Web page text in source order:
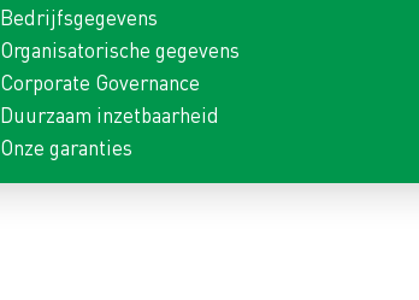
Bedrijfsgegevens
Organisatorische gegevens
Corporate Governance
Duurzaam inzetbaarheid
Onze garanties